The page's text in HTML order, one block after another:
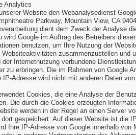
Analytics
Website den Webanalysedienst
Parkway, Mountain View, CA
dient dem Zweck der Analyse
wird Google im Auftrag des Betreibers
benutzen, um Ihre Nutzung der
Websiteaktivitäten zusammenzustellen und
Internetnutzung verbundene
zu erbringen. Die im Rahmen von Google
IP-Adresse wird nicht mit anderen Daten
Cookies, die eine Analyse der
Die durch die Cookies erzeugten
werden in der Regel an einen Server
dort gespeichert. Auf dieser Website ist die
Ihre IP-Adresse von Google innerhalb von